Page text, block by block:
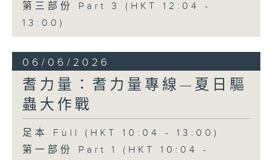
第三部份 Part 3 (HKT 12:04 -
13:00)
06/06/2026
耆力量：耆力量專線—夏日驅
蟲大作戰
足本 Full (HKT 10:04 - 13:00)
第一部份 Part 1 (HKT 10:04 -